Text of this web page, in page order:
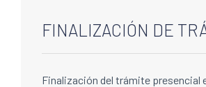
FINALIZACIÓN DE
Finalización del trámite presencial